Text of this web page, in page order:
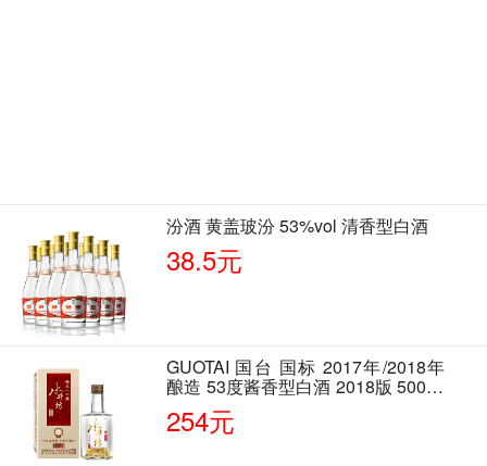
汾酒 黄盖玻汾 53%vol 清香型白酒
38.5元
GUOTAI 国台 国标 2017年/2018年
酿造 53度酱香型白酒 2018版 500ml
单瓶装
254元